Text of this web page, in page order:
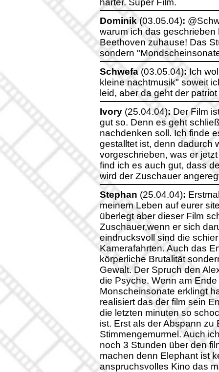
härter. Super Film.
Dominik (03.05.04):
warum ich das
Beethoven zuhause! Das
sondern
Schwefa(03.05.04):Ich
kleine nachtmusik" soweit
leid, aber da geht der
Ivory (25.04.04): Der Film
gut so. Denn es geht
nachdenken soll. Ich finde
gestalltet ist, denn dadurch
vorgeschrieben, was er
find ich es auch gut, dass
wird der Zuschauer
Stephan (25.04.04):
meinem Leben auf eurer
überlegt aber dieser Film
Zuschauer,wenn er sich
eindrucksvoll sind die
Kamerafahrten. Auch das
körperliche Brutalität
Gewalt. Der Spruch den
die Psyche. Wenn am
Monscheinsonate erklingt
realisiert das der film sein
die letzten minuten so
ist. Erst als der Abspann
Stimmengemurmel. Auch
noch 3 Stunden über den
machen denn Elephant ist
anspruchsvolles Kino das